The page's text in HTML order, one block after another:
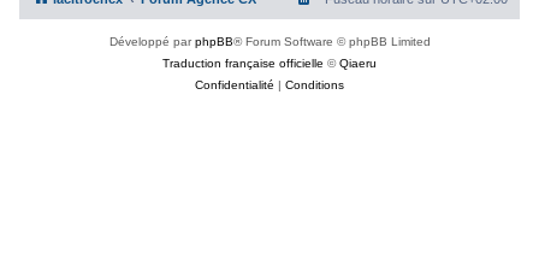
Développé parphpBB® Forum Software © phpBB Limited
Traduction française officielle ©Qiaeru
Confidentialité | Conditions